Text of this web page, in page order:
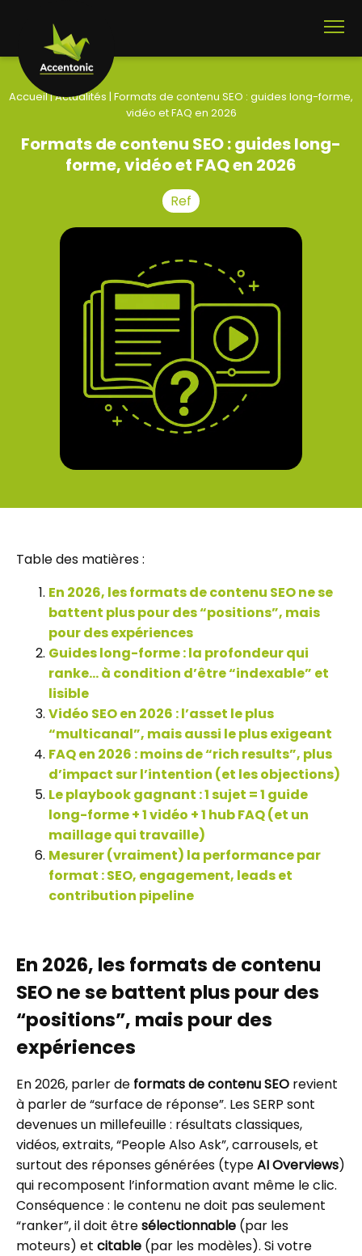
Accueil|Actualités | Formats de contenu SEO : guides long-forme,
vidéo et FAQ en 2026
Formats de contenu SEO : guides long-
forme, vidéo et FAQ en 2026
Ref
Table des matières :
En 2026, les formats de contenu SEO ne se
battent plus pour des “positions”, mais
pour des expériences
Guides long-forme : la profondeur qui
ranke… à condition d’être “indexable” et
lisible
Vidéo SEO en 2026 : l’asset le plus
“multicanal”, mais aussi le plus exigeant
FAQ en 2026 : moins de “rich results”, plus
d’impact sur l’intention (et les objections)
Le playbook gagnant : 1 sujet = 1 guide
long-forme + 1 vidéo + 1 hub FAQ (et un
maillage qui travaille)
Mesurer (vraiment) la performance par
format : SEO, engagement, leads et
contribution pipeline
En 2026, les formats de contenu
SEO ne se battent plus pour des
“positions”, mais pour des
expériences
En 2026, parler de formats de contenu SEO revient
à parler de “surface de réponse”. Les SERP sont
devenues un millefeuille : résultats classiques,
vidéos, extraits, “People Also Ask”, carrousels, et
surtout des réponses générées (typeAI Overviews)
qui recomposent l’information avant même le clic.
Conséquence : le contenu ne doit pas seulement
“ranker”, il doit êtresélectionnable (par les
moteurs) et citable (par les modèles). Si votre